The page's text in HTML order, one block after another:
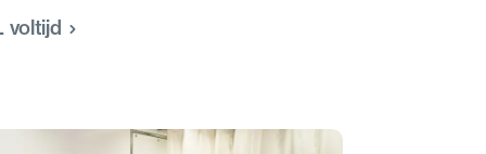
website.
voltijd